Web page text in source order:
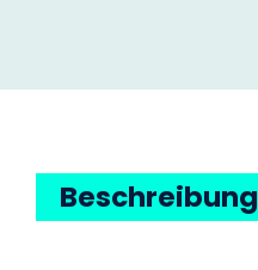
Beschreibung